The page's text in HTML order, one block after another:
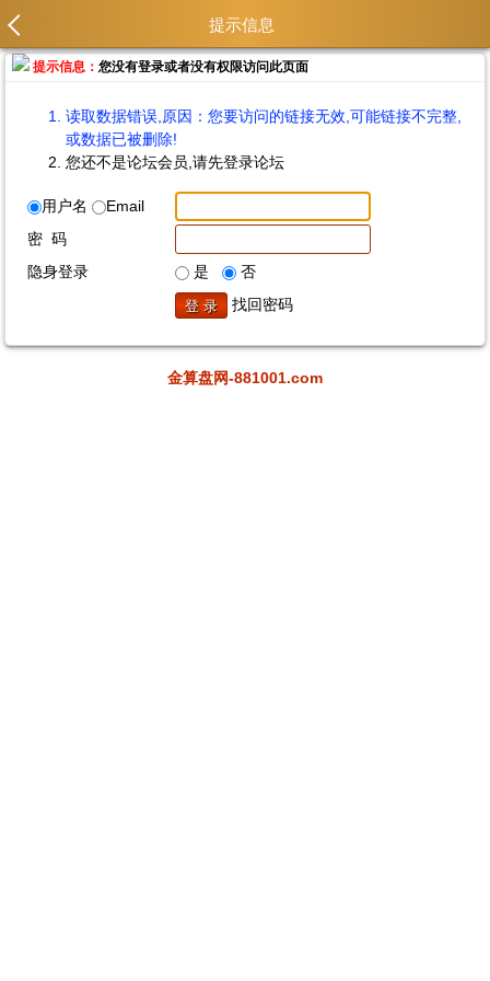
提示信息
提示信息：您没有登录或者没有权限访问此页面
读取数据错误,原因：您要访问的链接无效,可能链接不完整,
或数据已被删除!
您还不是论坛会员,请先登录论坛
用户名
Email
密 码
隐身登录
是
否
找回密码
金算盘网-881001.com